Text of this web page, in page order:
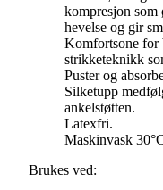
kompresjon som
hevelse og gir
Komfortsone for
strikketeknikk
Puster og
Silketupp
ankelstøtten.
Latexfri.
Maskinvask
Brukes ved: